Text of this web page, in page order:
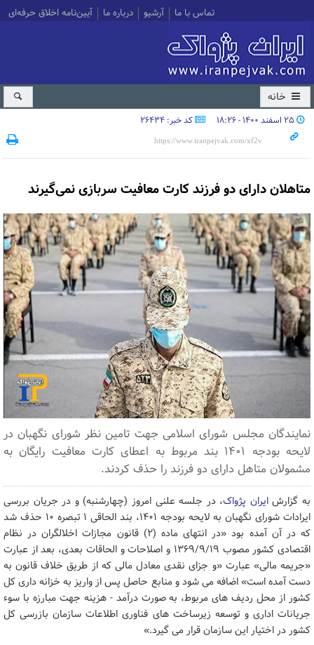
تماس با ما آرشیو درباره ما آیین‌نامه اخلاق حرفه‌ای
خانه
۲۵ اسفند ۱۴۰۰ - ۱۸:۲۶ کد خبر: 26434
متاهلان دارای دو فرزند کارت معافیت سربازی نمی‌گیرند
نمایندگان مجلس شورای اسلامی جهت تامین نظر شورای نگهبان در
لایحه بودجه ۱۴۰۱ بند مربوط به اعطای کارت معافیت رایگان به
مشمولان متاهل دارای دو فرزند را حذف کردند.
به گزارشایران پژواک، در جلسه علنی امروز (چهارشنبه) و در جریان بررسی
ایرادات شورای نگهبان به لایحه بودجه ۱۴۰۱، بند الحاقی ۱ تبصره ۱۰ حذف شد
که در آن آمده بود «در انتهای ماده (۲) قانون مجازات اخلالگران در نظام
اقتصادی کشور مصوب ۱۳۶۹/۹/۱۹ و اصلاحات و الحاقات بعدی، بعد از عبارت
«جریمه مالی» عبارت «و جزای نقدی معادل مالی که از طریق خلاف قانون به
دست آمده است» اضافه می شود و منابع حاصل پس از واریز به خزانه داری کل
کشور از محل ردیف های مربوط، به صورت درآمد - هزینه جهت مبارزه با سوء
جریانات اداری و توسعه زیرساخت های فناوری اطلاعات سازمان بازرسی کل
کشور در اختیار این سازمان قرار می گیرد.»